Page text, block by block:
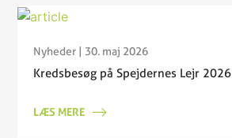
Nyheder | 30. maj 2026
Kredsbesøg på Spejdernes Lejr 2026
LÆS MERE